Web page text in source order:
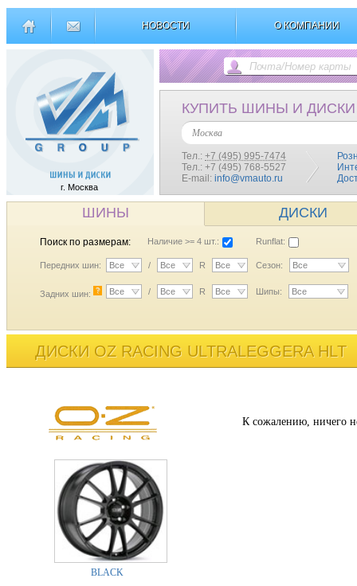
НОВОСТИ О КОМПАНИИ
г. Москва
КУПИТЬ ШИНЫ И ДИСКИ
Москва
Тел.: +7 (495) 995-7474
Тел.: +7 (495) 768-5527
E-mail: info@vmauto.ru
ШИНЫ ДИСКИ
Поиск по размерам: Наличие >= 4 шт.: Runflat:
Передних шин: Все / Все R Все Сезон: Все
Задних шин: ? Все / Все R Все Шипы: Все
ДИСКИ OZ RACING ULTRALEGGERA HLT
BLACK
К сожалению, ничего